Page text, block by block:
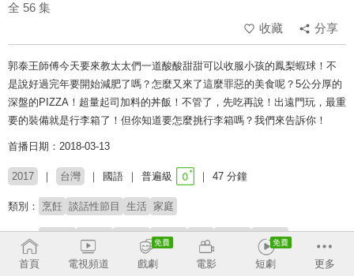
全 56 集
收藏
分享
郭泰王師傅今天要來教太太們一道酸酸甜甜可以收服小孩的鳳梨蝦球！不
是說好過完年要開始減肥了嗎？怎麼又來了這麼罪惡的美食呢？5公分厚的
深盤的PIZZA！超量起司加料的丼飯！不管了，先吃再說！出遠門玩，最重
要的裝備就是行李箱了！但你知道要怎麼挑行李箱嗎？我們來告訴你！
首播日期：2018-03-13
2017 台灣 國語 普遍級 47 分鐘
類別： 烹飪 談話性節目 生活 家庭
來賓： 劉明璁 阿貴師 蔡呱步
主持： 焦志方 巴鈺
首頁 電視頻道 戲劇 電影 短劇 更多